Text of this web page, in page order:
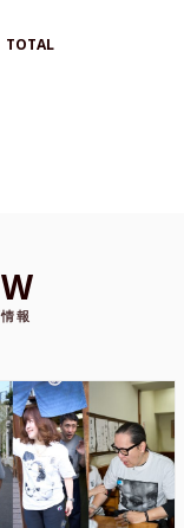
TOTAL
報